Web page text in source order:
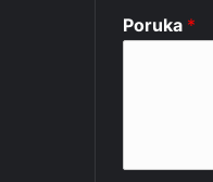
Poruka *